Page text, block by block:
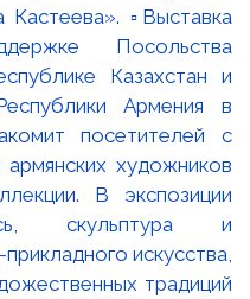
Кастеева». ▫️Выставка
Посольства
Казахстан и
Армения в
посетителей с
армянских художников
В экспозиции
скульптура и
искусства,
традиций